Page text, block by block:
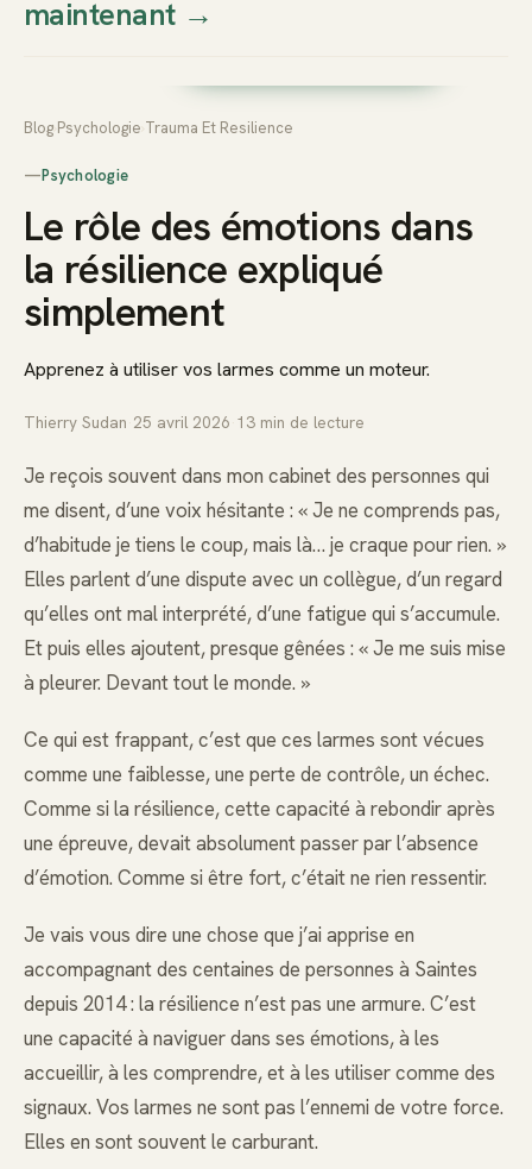
Thierry
Prendre rendez-vous dès
maintenant→
Blog Psychologie Trauma Et Resilience
—Psychologie
Le rôle des émotions dans
la résilience expliqué
simplement
Apprenez à utiliser vos larmes comme un moteur.
Thierry Sudan 25 avril 2026 13 min de lecture
Je reçois souvent dans mon cabinet des personnes qui
me disent, d’une voix hésitante : « Je ne comprends pas,
d’habitude je tiens le coup, mais là… je craque pour rien. »
Elles parlent d’une dispute avec un collègue, d’un regard
qu’elles ont mal interprété, d’une fatigue qui s’accumule.
Et puis elles ajoutent, presque gênées : « Je me suis mise
à pleurer. Devant tout le monde. »
Ce qui est frappant, c’est que ces larmes sont vécues
comme une faiblesse, une perte de contrôle, un échec.
Comme si la résilience, cette capacité à rebondir après
une épreuve, devait absolument passer par l’absence
d’émotion. Comme si être fort, c’était ne rien ressentir.
Je vais vous dire une chose que j’ai apprise en
accompagnant des centaines de personnes à Saintes
depuis 2014 : la résilience n’est pas une armure. C’est
une capacité à naviguer dans ses émotions, à les
accueillir, à les comprendre, et à les utiliser comme des
signaux. Vos larmes ne sont pas l’ennemi de votre force.
Elles en sont souvent le carburant.